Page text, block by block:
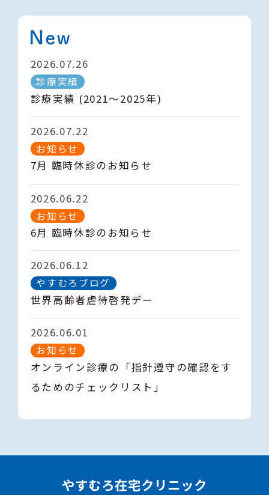
2026.07.26
診療実績
診療実績 (2021～2025年)
2026.07.22
お知らせ
7月 臨時休診のお知らせ
2026.06.22
お知らせ
6月 臨時休診のお知らせ
2026.06.12
やすむろブログ
世界高齢者虐待啓発デー
2026.06.01
お知らせ
オンライン診療の「指針遵守の確認をす
るためのチェックリスト」
やすむろ在宅クリニック